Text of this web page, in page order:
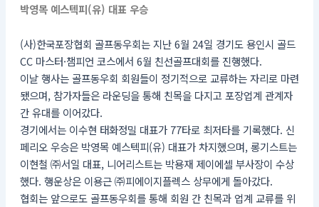
박영목 예스텍피(유) 대표 우승
(사)한국포장협회 골프동우회는 지난 6월 24일 경기도 용인시 골드
CC 마스터·챔피언 코스에서 6월 친선골프대회를 진행했다.
이날 행사는 골프동우회 회원들이 정기적으로 교류하는 자리로 마련
됐으며, 참가자들은 라운딩을 통해 친목을 다지고 포장업계 관계자
간 유대를 이어갔다.
경기에서는 이수현 태화정밀 대표가 77타로 최저타를 기록했다. 신
페리오 우승은 박영목 예스텍피(유) 대표가 차지했으며, 롱기스트는
이현철 ㈜서일 대표, 니어리스트는 박용재 제이에셀 부사장이 수상
했다. 행운상은 이용근 ㈜피에이지플렉스 상무에게 돌아갔다.
협회는 앞으로도 골프동우회를 통해 회원 간 친목과 업계 교류를 위